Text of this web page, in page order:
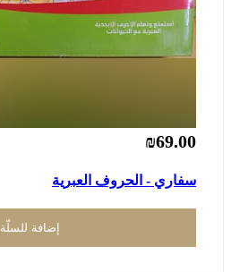
₪69.00
سفاري - الحروف العبرية
إضافة للسلّة